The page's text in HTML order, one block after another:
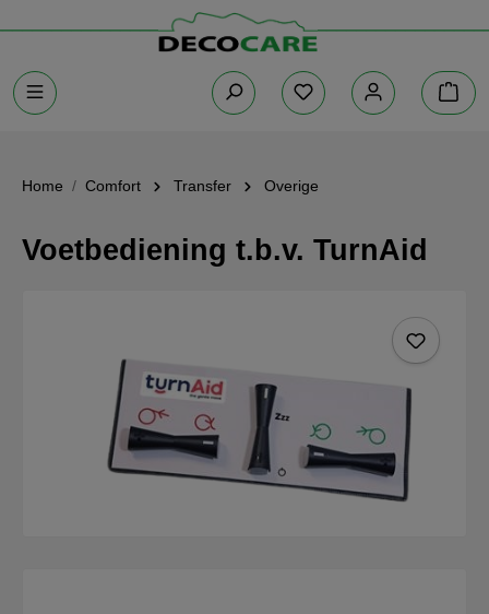
Home Comfort Transfer Overige
Voetbediening t.b.v. TurnAid